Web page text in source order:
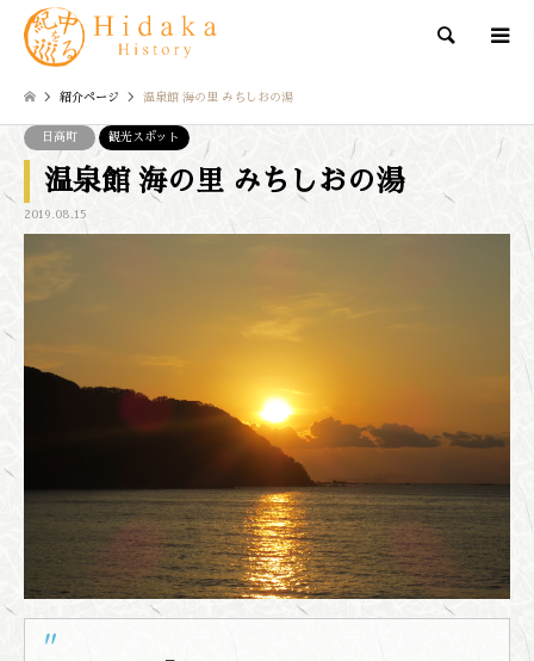
検索
紹介ページ 温泉館 海の里 みちしおの湯
日高町 観光スポット
温泉館 海の里 みちしおの湯
2019.08.15